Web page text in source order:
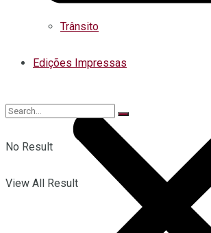
Trânsito
Edições Impressas
No Result
View All Result